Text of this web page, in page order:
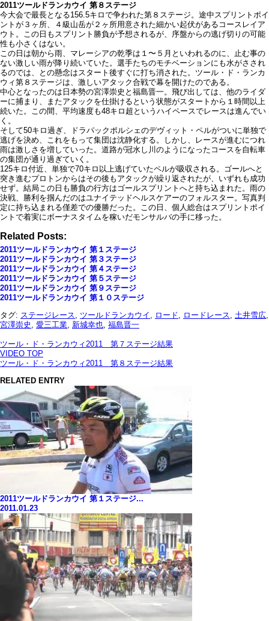
2011ツールドランカウイ 第８ステージ
今大会で最長となる156.5キロで争われた第８ステージ。途中スプリントポイ
ントが３ヶ所、４級山岳が２ヶ所用意された細かい起伏があるコースレイア
ウト。この日もスプリント勝負が予想されるが、序盤からの逃げ切りの可能
性も小さくはない。
この日は朝から雨、マレーシアの乾季は１〜５月といわれるのに、止む事の
ない激しい雨が降り続いていた。選手たちのモチベーションにも水がさされ
るのでは、との懸念はスタート後すぐに打ち消された。ツール・ド・ランカ
ウィ第８ステージは、激しいアタック合戦で幕を開けたのである。
中心となったのは日本勢の宮澤崇史と福島晋一。飛び出しては、他のライダ
ーに捕まり、またアタックを仕掛けるという状態がスタートから１時間以上
続いた。この間、平均速度も48キロ超というハイペースでレースは進んでい
く。
そして50キロ過ぎ、ドラパックポルシェのデヴィット・ペルがついに単独で
逃げを決め、これをもって集団は沈静化する。しかし、レースが進むにつれ
雨は激しさを増していった。道路が冠水し川のようになったコースを自転車
の集団が通り過ぎていく。
125キロ付近、単独で70キロ以上逃げていたペルが吸収される。ゴールへと
突き進むプロトンからはその後もアタックが繰り返されたが、いずれも成功
せず。結局この日も勝負の行方はゴールスプリントへと持ち込まれた。雨の
決戦、勝利を掴んだのはユナイテッドヘルスケアーのフォルスター。写真判
定に持ち込まれる僅差での優勝だった。この日、個人総合はスプリントポイ
ントで着実にボーナスタイムを稼いだモンサルバの手に移った。
Related Posts:
2011ツールドランカウイ 第１ステージ
2011ツールドランカウイ 第３ステージ
2011ツールドランカウイ 第４ステージ
2011ツールドランカウイ 第５ステージ
2011ツールドランカウイ 第９ステージ
2011ツールドランカウイ 第１０ステージ
タグ: ステージレース, ツールドランカウイ , ロード, ロードレース, 土井雪広,
宮澤崇史 , 愛三工業, 新城幸也, 福島晋一
ツール・ド・ランカウィ2011 第７ステージ結果
VIDEO TOP
ツール・ド・ランカウィ2011 第８ステージ結果
RELATED ENTRY
2011ツールドランカウイ 第１ステージ...
2011.01.23